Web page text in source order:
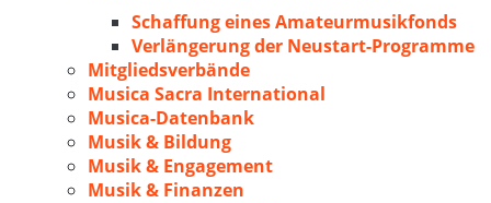
Schaffung eines Amateurmusikfonds
Verlängerung der Neustart-Programme
Mitgliedsverbände
Musica Sacra International
Musica-Datenbank
Musik & Bildung
Musik & Engagement
Musik & Finanzen